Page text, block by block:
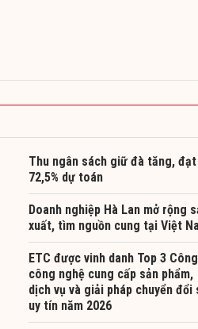
Thu ngân sách giữ đà tăng, đạt
72,5% dự toán
Doanh nghiệp Hà Lan mở rộng
xuất, tìm nguồn cung tại Việt
ETC được vinh danh Top 3
công nghệ cung cấp sản phẩm,
dịch vụ và giải pháp chuyển đổi
uy tín năm 2026